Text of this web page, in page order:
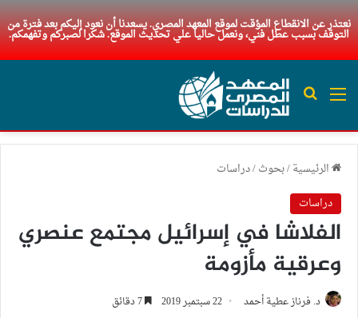
نعتذر عن الانقطاع المؤقت لموقع المعهد المصري. يسعدنا أن نعود إليكم بعد فترة من
التوقف بسبب عطل فني، ونعمل حاليا علي تحديث الموقع. شكرا لصبركم وتفهمكم.
القائمة بحث عن
الرئيسية/بحوث/دراسات
دراسات
الفلاشا في إسرائيل مجتمع عنصري
وعرقية مأزومة
د. فرناز عطية أحمد 22 سبتمبر 2019